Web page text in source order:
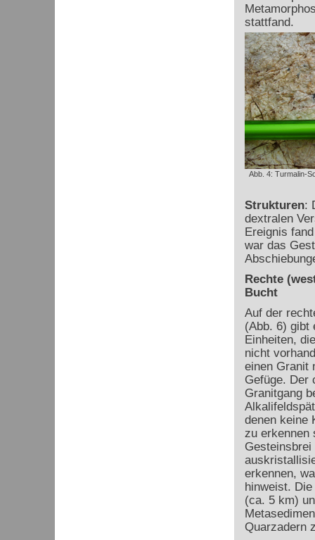
stattfand.
Abb. 4: Turmalin-
Strukturen:
dextralen
Ereignis
war das
Rechte
Bucht
Auf der
(Abb. 6) gibt
Einheiten,
nicht
einen Granit
Gefüge. Der
Granitgang
denen keine
zu erkennen
erkennen,
hinweist.
(ca. 5 km)
Quarzadern